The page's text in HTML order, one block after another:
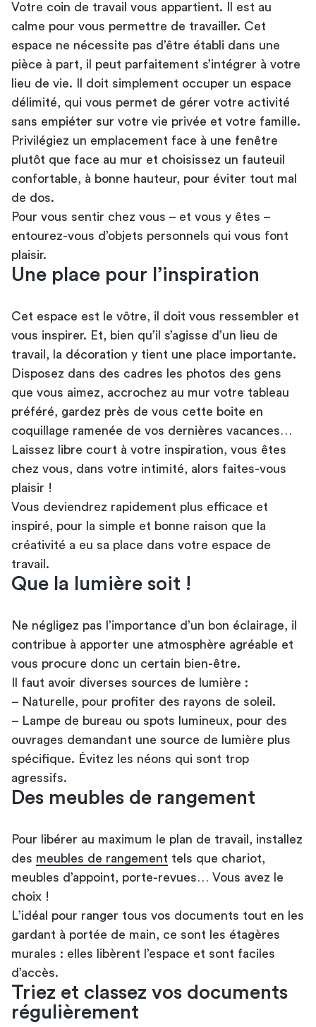
Votre coin de travail vous appartient. Il est au
calme pour vous permettre de travailler. Cet
espace ne nécessite pas d’être établi dans une
pièce à part, il peut parfaitement s’intégrer à votre
lieu de vie. Il doit simplement occuper un espace
délimité, qui vous permet de gérer votre activité
sans empiéter sur votre vie privée et votre famille.
Privilégiez un emplacement face à une fenêtre
plutôt que face au mur et choisissez un fauteuil
confortable, à bonne hauteur, pour éviter tout mal
de dos.
Pour vous sentir chez vous – et vous y êtes –
entourez-vous d’objets personnels qui vous font
plaisir.
Une place pour l’inspiration
Cet espace est le vôtre, il doit vous ressembler et
vous inspirer. Et, bien qu’il s’agisse d’un lieu de
travail, la décoration y tient une place importante.
Disposez dans des cadres les photos des gens
que vous aimez, accrochez au mur votre tableau
préféré, gardez près de vous cette boite en
coquillage ramenée de vos dernières vacances…
Laissez libre court à votre inspiration, vous êtes
chez vous, dans votre intimité, alors faites-vous
plaisir !
Vous deviendrez rapidement plus efficace et
inspiré, pour la simple et bonne raison que la
créativité a eu sa place dans votre espace de
travail.
Que la lumière soit !
Ne négligez pas l’importance d’un bon éclairage, il
contribue à apporter une atmosphère agréable et
vous procure donc un certain bien-être.
Il faut avoir diverses sources de lumière :
– Naturelle, pour profiter des rayons de soleil.
– Lampe de bureau ou spots lumineux, pour des
ouvrages demandant une source de lumière plus
spécifique. Évitez les néons qui sont trop
agressifs.
Des meubles de rangement
Pour libérer au maximum le plan de travail, installez
des meubles de rangement tels que chariot,
meubles d’appoint, porte-revues… Vous avez le
choix !
L’idéal pour ranger tous vos documents tout en les
gardant à portée de main, ce sont les étagères
murales : elles libèrent l’espace et sont faciles
d’accès.
Triez et classez vos documents
régulièrement